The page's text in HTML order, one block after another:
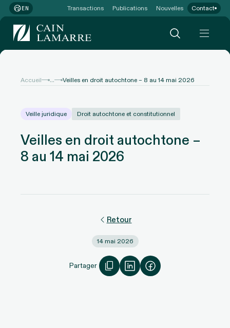
EN Transactions Publications Nouvelles Contact
Accueil ... Veilles en droit autochtone – 8 au 14 mai 2026
Veille juridique Droit autochtone et constitutionnel
Veilles en droit autochtone –
8 au 14 mai 2026
Retour
14 mai 2026
Partager